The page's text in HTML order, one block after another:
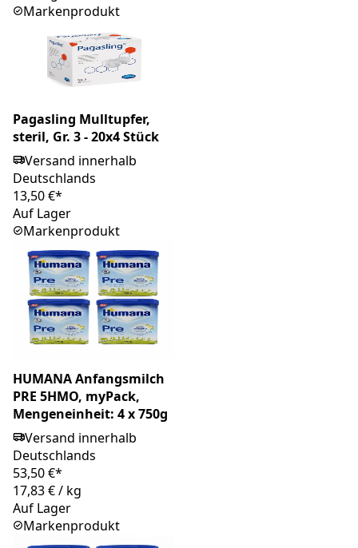
Markenprodukt
Pagasling Mulltupfer,
steril, Gr. 3 - 20x4 Stück
Versand innerhalb
Deutschlands
13,50 €*
Auf Lager
Markenprodukt
HUMANA Anfangsmilch
PRE 5HMO, myPack,
Mengeneinheit: 4 x 750g
Versand innerhalb
Deutschlands
53,50 €*
17,83 €/ kg
Auf Lager
Markenprodukt